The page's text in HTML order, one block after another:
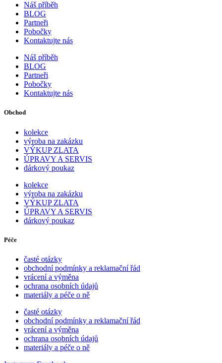
Náš příběh
BLOG
Partneři
Pobočky
Kontaktujte nás
Náš příběh
BLOG
Partneři
Pobočky
Kontaktujte nás
Obchod
kolekce
výroba na zakázku
VÝKUP ZLATA
ÚPRAVY A SERVIS
dárkový poukaz
kolekce
výroba na zakázku
VÝKUP ZLATA
ÚPRAVY A SERVIS
dárkový poukaz
Péče
časté otázky
obchodní podmínky a reklamační řád
vrácení a výměna
ochrana osobních údajů
materiály a péče o ně
časté otázky
obchodní podmínky a reklamační řád
vrácení a výměna
ochrana osobních údajů
materiály a péče o ně